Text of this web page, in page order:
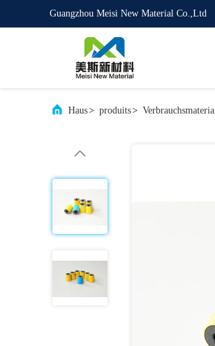
Guangzhou Meisi New Material Co.,Ltd
Haus> produits>